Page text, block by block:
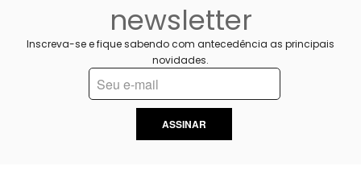
newsletter
Inscreva-se e fique sabendo com antecedência as principais
novidades.
ASSINAR